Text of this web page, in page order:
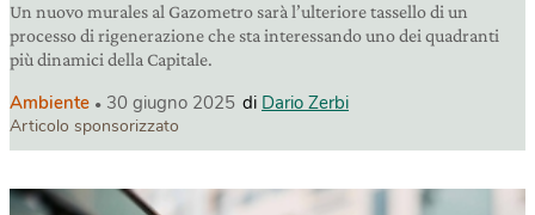
Un nuovo murales al Gazometro sarà l’ulteriore tassello di un
processo di rigenerazione che sta interessando uno dei quadranti
più dinamici della Capitale.
Ambiente 30 giugno 2025 di Dario Zerbi
Articolo sponsorizzato